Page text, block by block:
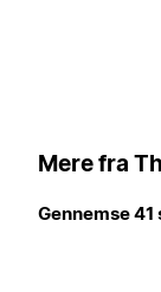
Mere fra
Gennemse